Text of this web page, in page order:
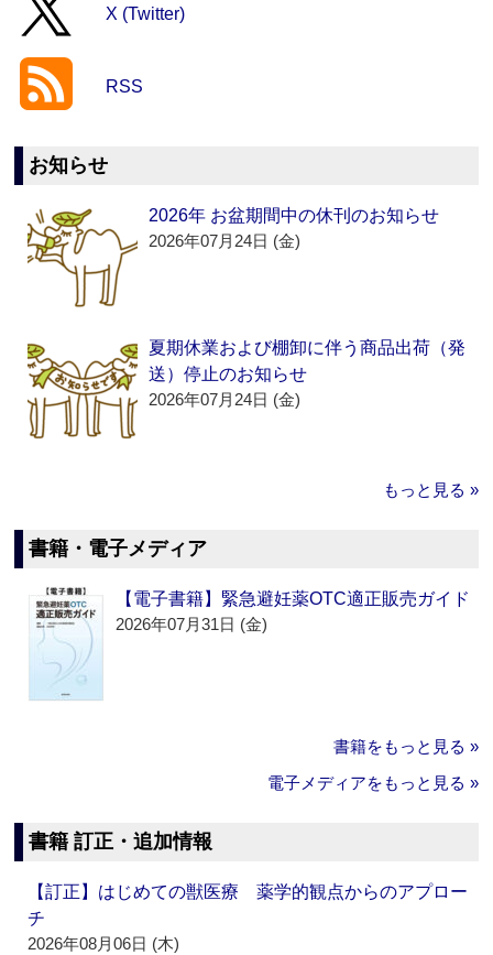
X (Twitter)
RSS
お知らせ
2026年 お盆期間中の休刊のお知らせ
2026年07月24日 (金)
夏期休業および棚卸に伴う商品出荷（発
送）停止のお知らせ
2026年07月24日 (金)
もっと見る »
書籍・電子メディア
【電子書籍】緊急避妊薬OTC適正販売ガイド
2026年07月31日 (金)
書籍をもっと見る »
電子メディアをもっと見る »
書籍 訂正・追加情報
【訂正】はじめての獣医療 薬学的観点からのアプロー
チ
2026年08月06日 (木)